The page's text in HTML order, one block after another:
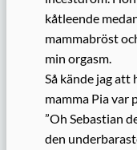
kåtleende
mammabröst
min orgasm.
Så kände jag
mamma Pia var
”Oh Sebastian
den